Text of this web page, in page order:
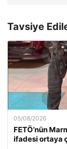
Tavsiye
05/08/2026
FETÖ’nün
ifadesi ortaya